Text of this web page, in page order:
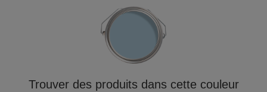
Trouver des produits dans cette couleur